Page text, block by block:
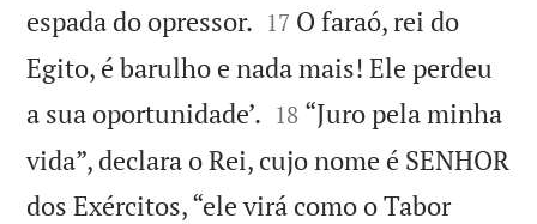
espada do opressor. 

17 O faraó, rei do
Egito, é barulho e nada mais! Ele perdeu
a sua oportunidade’. 

18 “Juro pela minha
vida”, declara o Rei, cujo nome é SENHOR
dos Exércitos, “ele virá como o Tabor